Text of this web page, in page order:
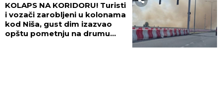
KOLAPS NA KORIDORU! Turisti
i vozači zarobljeni u kolonama
kod Niša, gust dim izazvao
opštu pometnju na drumu